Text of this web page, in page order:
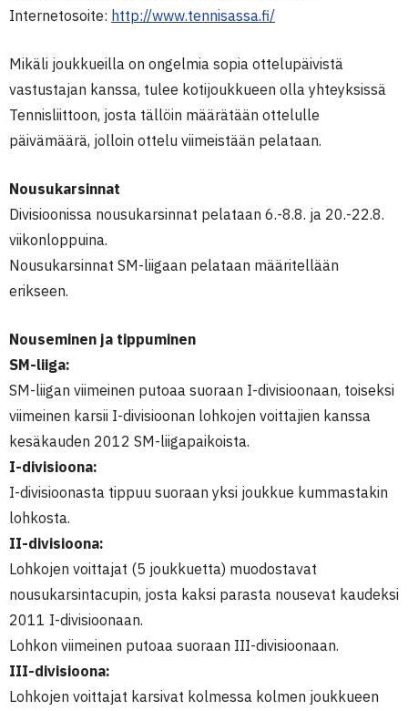
Internetosoite: http://www.tennisassa.fi/
Mikäli joukkueilla on ongelmia sopia ottelupäivistä
vastustajan kanssa, tulee kotijoukkueen olla yhteyksissä
Tennisliittoon, josta tällöin määrätään ottelulle
päivämäärä, jolloin ottelu viimeistään pelataan.
Nousukarsinnat
Divisioonissa nousukarsinnat pelataan 6.-8.8. ja 20.-22.8.
viikonloppuina.
Nousukarsinnat SM-liigaan pelataan määritellään
erikseen.
Nouseminen ja tippuminen
SM-liiga:
SM-liigan viimeinen putoaa suoraan I-divisioonaan, toiseksi
viimeinen karsii I-divisioonan lohkojen voittajien kanssa
kesäkauden 2012 SM-liigapaikoista.
I-divisioona:
I-divisioonasta tippuu suoraan yksi joukkue kummastakin
lohkosta.
II-divisioona:
Lohkojen voittajat (5 joukkuetta) muodostavat
nousukarsintacupin, josta kaksi parasta nousevat kaudeksi
2011 I-divisioonaan.
Lohkon viimeinen putoaa suoraan III-divisioonaan.
III-divisioona:
Lohkojen voittajat karsivat kolmessa kolmen joukkueen